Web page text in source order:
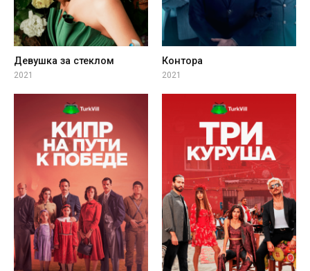
Девушка за стеклом
2021
Контора
2021